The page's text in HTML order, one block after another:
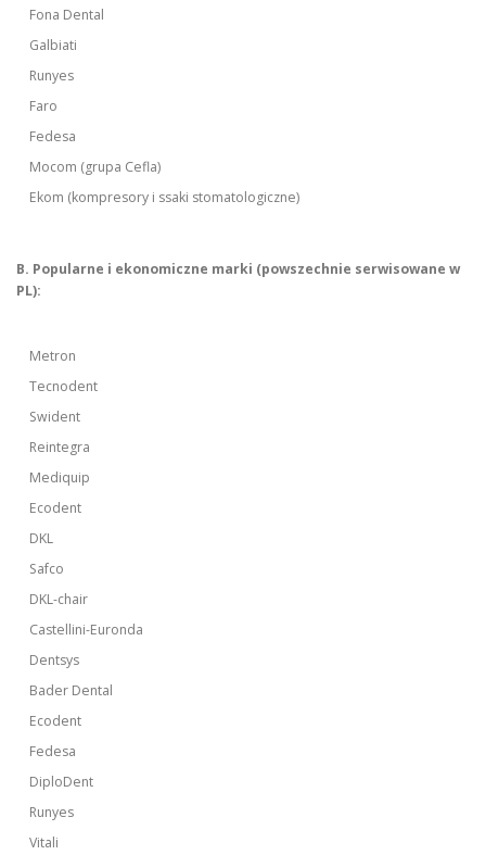
Fona Dental
Galbiati
Runyes
Faro
Fedesa
Mocom (grupa Cefla)
Ekom (kompresory i ssaki stomatologiczne)
B. Popularne i ekonomiczne marki (powszechnie serwisowane w
PL):
Metron
Tecnodent
Swident
Reintegra
Mediquip
Ecodent
DKL
Safco
DKL-chair
Castellini-Euronda
Dentsys
Bader Dental
Ecodent
Fedesa
DiploDent
Runyes
Vitali